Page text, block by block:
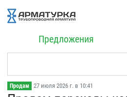
Предложения
Продам 27 июля 2026 г. в 10:41